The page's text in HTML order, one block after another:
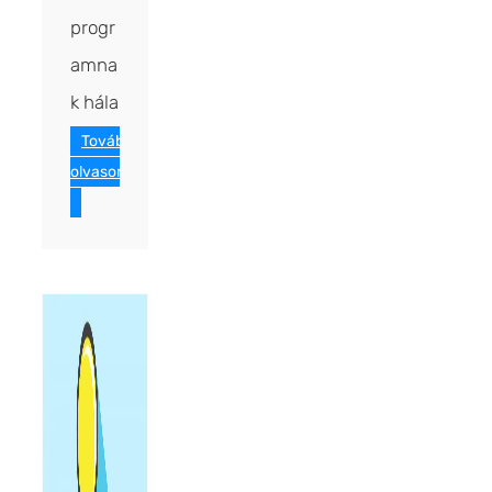
progr
amna
k hála
Tovább
olvasom